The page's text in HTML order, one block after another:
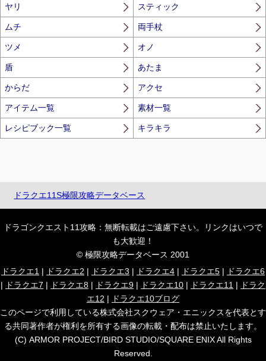
ヤリ スティック
ムチ 両手杖
ツメ オノ
盾 あたま
からだ アクセ
アイテム一覧 素材一覧
レシピブック一覧 キラキラ
ドラクエ11S極限攻略データベース
ドラゴンクエスト11攻略：無断転載はご遠慮下さい。リンクはいつで
も大歓迎！
© 極限攻略データベース 2001
ドラクエ1 | ドラクエ2 | ドラクエ3 | ドラクエ4 | ドラクエ5 |
ドラクエ6
|
ドラクエ7 | ドラクエ8 | ドラクエ9 | ドラクエ10 | ドラクエ11 |
ドラク
エ12 |
ドラクエ10ブログ
このページで利用している株式会社スクウェア・エニックスを代表とす
る共同著作者が権利を所有する画像の転載・配布は禁止いたします。
(C) ARMOR PROJECT/BIRD STUDIO/SQUARE ENIX All Rights
Reserved.